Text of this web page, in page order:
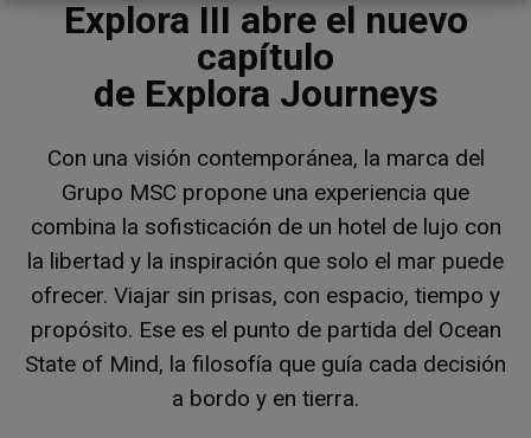
Explora III abre el nuevo
capítulo
de Explora Journeys
Con una visión contemporánea, la marca del
Grupo MSC propone una experiencia que
combina la sofisticación de un hotel de lujo con
la libertad y la inspiración que solo el mar puede
ofrecer. Viajar sin prisas, con espacio, tiempo y
propósito. Ese es el punto de partida del Ocean
State of Mind, la filosofía que guía cada decisión
a bordo y en tierra.